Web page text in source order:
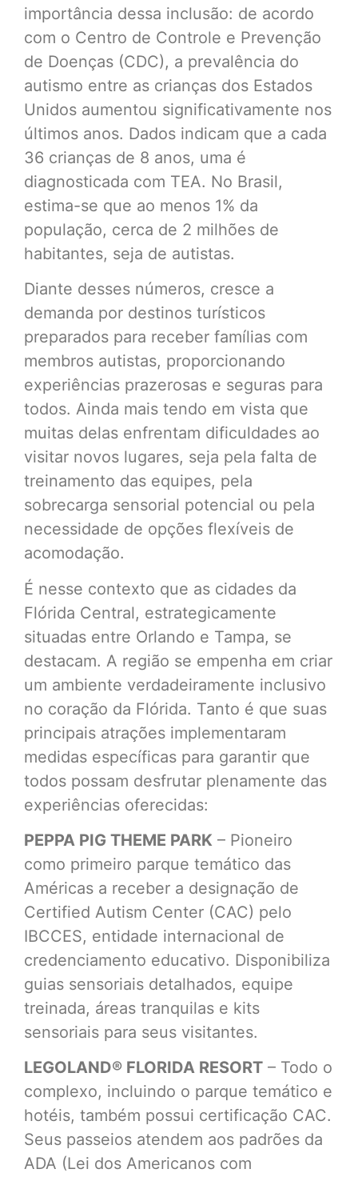
importância dessa inclusão: de acordo
com o Centro de Controle e Prevenção
de Doenças (CDC), a prevalência do
autismo entre as crianças dos Estados
Unidos aumentou significativamente nos
últimos anos. Dados indicam que a cada
36 crianças de 8 anos, uma é
diagnosticada com TEA. No Brasil,
estima-se que ao menos 1% da
população, cerca de 2 milhões de
habitantes, seja de autistas.
Diante desses números, cresce a
demanda por destinos turísticos
preparados para receber famílias com
membros autistas, proporcionando
experiências prazerosas e seguras para
todos. Ainda mais tendo em vista que
muitas delas enfrentam dificuldades ao
visitar novos lugares, seja pela falta de
treinamento das equipes, pela
sobrecarga sensorial potencial ou pela
necessidade de opções flexíveis de
acomodação.
É nesse contexto que as cidades da
Flórida Central, estrategicamente
situadas entre Orlando e Tampa, se
destacam. A região se empenha em criar
um ambiente verdadeiramente inclusivo
no coração da Flórida. Tanto é que suas
principais atrações implementaram
medidas específicas para garantir que
todos possam desfrutar plenamente das
experiências oferecidas:
PEPPA PIG THEME PARK – Pioneiro
como primeiro parque temático das
Américas a receber a designação de
Certified Autism Center (CAC) pelo
IBCCES, entidade internacional de
credenciamento educativo. Disponibiliza
guias sensoriais detalhados, equipe
treinada, áreas tranquilas e kits
sensoriais para seus visitantes.
LEGOLAND® FLORIDA RESORT – Todo o
complexo, incluindo o parque temático e
hotéis, também possui certificação CAC.
Seus passeios atendem aos padrões da
ADA (Lei dos Americanos com